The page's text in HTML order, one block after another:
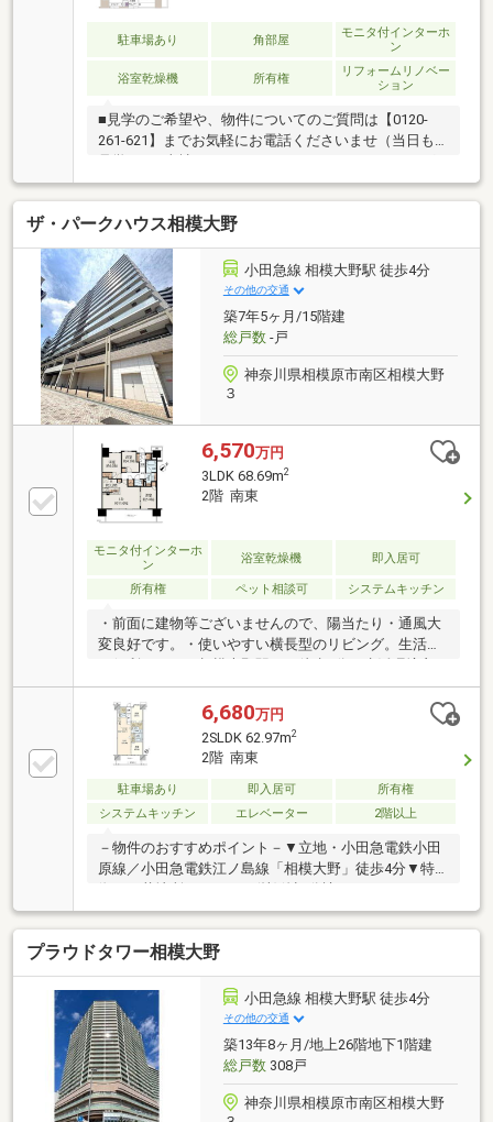
5分(約340m)・相模大野モアーズ 徒歩3分(約215m)■ ご
希望の住まい探しをお手伝いします ━━━━━・・・
物件の詳細・ご相談はお気軽にお問い合わせくださ
い。
駐車場あり 角部屋
モニタ付インターホ
ン
浴室乾燥機 所有権
リフォームリノベー
ション
■見学のご希望や、物件についてのご質問は【0120-
261-621】までお気軽にお電話くださいませ（当日も
ス（東証プライム上場）のグループ会社です○令和8年
7月14日 リフォーム済み『アフターサービス保証
付』 ＊ 特典 ＊給排水設備・水廻りなどのアフタ
ーサービス期間を“2年→最長10年”に延長いたします。
詳細はお問い合わせください。※本特典は、予告なく
変更または終了する場合がございます。・クロス・
CF・フローリング張替・建具交換・キッチン交換・ユ
ニットバス交換・トイレ交換・洗面台交換・照明取付
など
ザ・パークハウス相模大野
小田急線 相模大野駅 徒歩4分
その他の交通
築7年5ヶ月/15階建
総戸数-戸
神奈川県相模原市南区相模大野
３
6,570万円
3LDK 68.69m2
2階 南東
モニタ付インターホ
ン
浴室乾燥機 即入居可
所有権 ペット相談可 システムキッチン
・前面に建物等ございませんので、陽当たり・通風大
変良好です。・使いやすい横長型のリビング。生活に
好です。・16.20㎡（4.9坪）のワイドバルコニーとな
っております。・ペット飼育可能（犬、猫2匹まで飼
育可能）・駐車場：月額18 000円～23 000円・駐輪
場：月額200円～600円・バイク置場：月額2 000円～3
000円
6,680万円
2SLDK 62.97m2
2階 南東
駐車場あり 即入居可
所有権
システムキッチン
エレベーター 2階以上
－物件のおすすめポイント－▼立地・小田急電鉄小田
原線／小田急電鉄江ノ島線「相模大野」徒歩4分▼特
LDK含む2室に南東向きバルコニー隣接・作業効率の上
がるL字型キッチン採用(対面式)・キッチン横に洗面室
があり、家事動線良好・即引渡し可能(残金精算後)▼
設備・浄水器・温水洗浄便座▼周辺環境・マックスバ
リュエクスプレス相模大野店 徒歩2分(約150m)・相模
大野中央公園 徒歩3分(約240m)■ ご希望の住まい探し
をお手伝いします ━━━━━・・・物件の詳細・ご相
談はお気軽にお問い合わせください。
プラウドタワー相模大野
小田急線 相模大野駅 徒歩4分
その他の交通
築13年8ヶ月/地上26階地下1階建
総戸数308戸
神奈川県相模原市南区相模大野